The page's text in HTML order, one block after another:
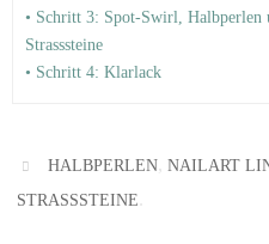
• Schritt 3: Spot-Swirl, Halbperlen
Strasssteine
• Schritt 4: Klarlack
HALBPERLEN,NAILART
STRASSSTEINE